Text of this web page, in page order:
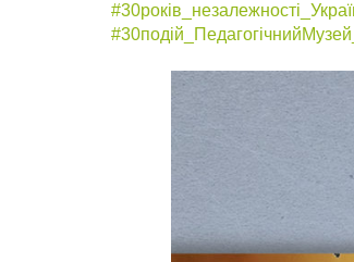
#30подій_ПедагогічнийМузей_